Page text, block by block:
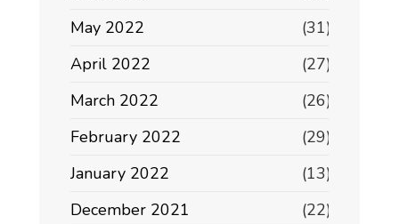
May 2022
(31)
April 2022
(27)
March 2022
(26)
February 2022
(29)
January 2022
(13)
December 2021
(22)